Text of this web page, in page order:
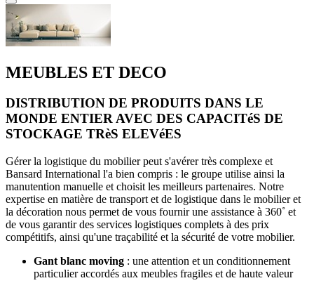
MEUBLES ET DECO
DISTRIBUTION DE PRODUITS DANS LE
MONDE ENTIER AVEC DES CAPACITéS DE
STOCKAGE TRèS ELEVéES
Gérer la logistique du mobilier peut s'avérer très complexe et
Bansard International l'a bien compris : le groupe utilise ainsi la
manutention manuelle et choisit les meilleurs partenaires. Notre
expertise en matière de transport et de logistique dans le mobilier et
la décoration nous permet de vous fournir une assistance à 360˚ et
de vous garantir des services logistiques complets à des prix
compétitifs, ainsi qu'une traçabilité et la sécurité de votre mobilier.
Gant blanc moving : une attention et un conditionnement
particulier accordés aux meubles fragiles et de haute valeur